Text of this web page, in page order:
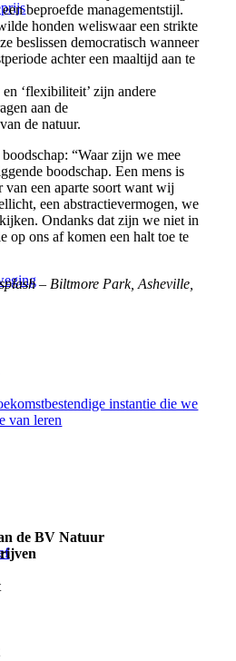
beproefde managementstijl.
honden weliswaar een strikte
beslissen democratisch wanneer
achter een maaltijd aan te
en ‘flexibiliteit’ zijn andere
aan de
de natuur.
“Waar zijn we mee
boodschap. Een mens is
van een aparte soort want wij
een abstractievermogen, we
Ondanks dat zijn we niet in
op ons af komen een halt toe te
– Biltmore Park, Asheville,
instantie die we
van leren
de BV Natuur